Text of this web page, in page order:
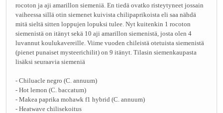
rocoton ja aji amarillon siemeniä. En tiedä ovatko risteytyneet jossain
vaiheessa sillä otin siemenet kuivista chilipaprikoista eli saa nähdä
mitä sieltä sitten loppujen lopuksi tulee. Nyt kuitenkin 1 rocoton
siemenistä on itänyt sekä 10 aji amarillon siemenistä, josta olen 4
luvannut koulukavereille. Viime vuoden chileistä otetuista siemenistä
(pienet punaiset mysteerichilit) on 9 itänyt. Tilasin siemenkaupasta
lisäksi seuraavia siemeniä
- Chiluacle negro (C. annuum)
- Hot lemon (C. baccatum)
- Makea paprika mohawk f1 hybrid (C. annuum)
- Heatwave chilisekoitus